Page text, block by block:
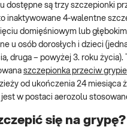
dostępne są trzy szczepionki
inaktywowane 4-walentne
domięśniowym lub
u osób dorosłych i dzieci
druga – powyżej 3. roku
szczepionka przeciw grypie
od ukończenia 24 miesiąca
w postaci aerozolu
się na grypę?